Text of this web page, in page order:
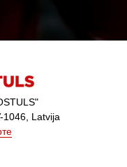
1046, Latvija